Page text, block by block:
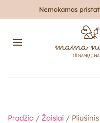
Nemokamas
Pradžia / Žaislai /